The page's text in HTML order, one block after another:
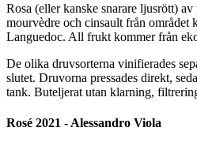
Rosa (eller kanske snarare ljusrött)
mourvèdre och cinsault från området
Languedoc. All frukt kommer från
De olika druvsorterna vinifierades
slutet. Druvorna pressades direkt,
tank. Buteljerat utan klarning,
Rosé 2021 - Alessandro Viola